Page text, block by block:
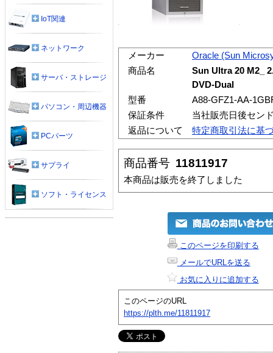
メーカー
Oracle (Sun
商品名
Sun Ultra 20 M2_
DVD-Dual
型番
A88-GFZ1-AA-
保証条件
当社販売日後セン
返品について
特定商取引法に基
商品番号 11811917
本商品は販売を終了しました
このページを印刷する
メールでURLを送る
お気に入りに追加する
このページのURL
https://plth.me/11811917
IoT関連
ネットワーク
サーバ・ストレージ
パソコン・周辺機器
PCパーツ
サプライ
ソフト・ライセンス